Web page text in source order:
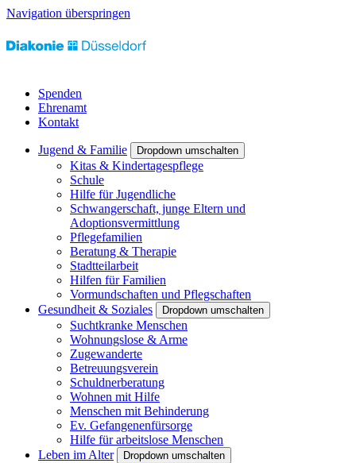
Navigation überspringen
Spenden
Ehrenamt
Kontakt
Jugend & Familie Dropdown umschalten
Kitas & Kindertagespflege
Schule
Hilfe für Jugendliche
Schwangerschaft, junge Eltern und
Adoptionsvermittlung
Pflegefamilien
Beratung & Therapie
Stadtteilarbeit
Hilfen für Familien
Vormundschaften und Pflegschaften
Gesundheit & Soziales
Dropdown umschalten
Suchtkranke Menschen
Wohnungslose & Arme
Zugewanderte
Betreuungsverein
Schuldnerberatung
Wohnen mit Hilfe
Menschen mit Behinderung
Ev. Gefangenenfürsorge
Hilfe für arbeitslose Menschen
Leben im Alter
Dropdown umschalten